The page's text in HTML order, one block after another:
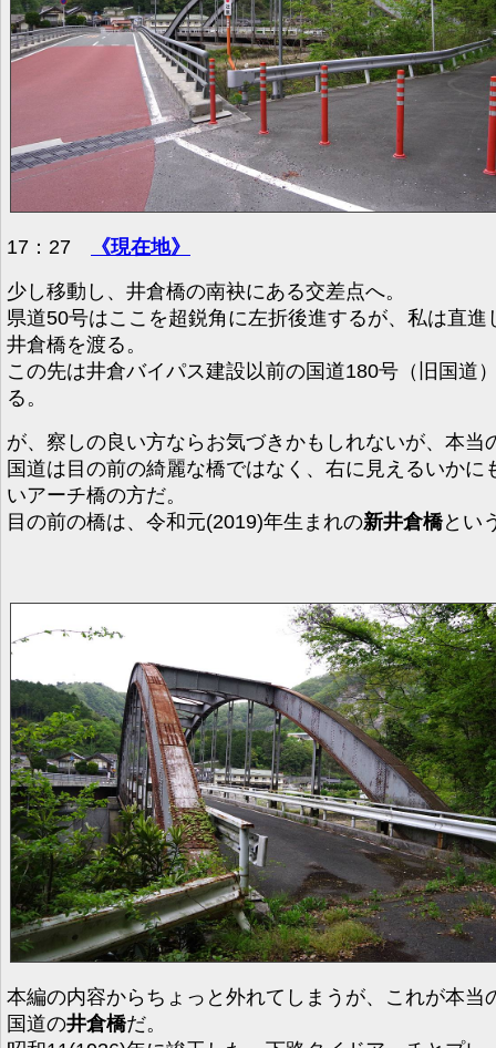
17：27
《現在地》
少し移動し、井倉橋の南袂にある交差点へ。
県道50号はここを超鋭角に左折後進するが、私は直進
井倉橋を渡る。
この先は井倉バイパス建設以前の国道180号（旧国道
る。
が、察しの良い方ならお気づきかもしれないが、本当
国道は目の前の綺麗な橋ではなく、右に見えるいかに
いアーチ橋の方だ。
目の前の橋は、令和元(2019)年生まれの新井倉橋とい
本編の内容からちょっと外れてしまうが、これが本当
国道の井倉橋だ。